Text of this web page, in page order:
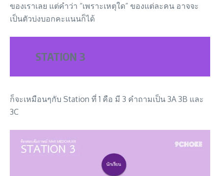
ของเราเลย แต่คำว่า “เพราะเหตุใด” ของแต่ละคน อาจจะ
เป็นตัวบ่งบอกคะแนนก็ได้
STATION 3
ก็จะเหมือนๆกับ Station ที่ 1 คือ มี 3 คำถามเป็น 3A 3B และ
3C